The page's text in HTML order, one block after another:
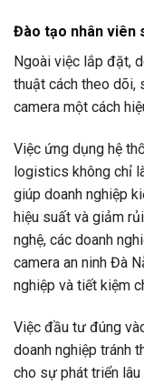
Đào tạo nhân viên
Ngoài việc lắp đặt,
thuật cách theo dõi,
camera một cách
Việc ứng dụng hệ
logistics không chỉ
giúp doanh nghiệp
hiệu suất và giảm
nghệ, các doanh
camera an ninh Đà
nghiệp và tiết kiệm
Việc đầu tư đúng
doanh nghiệp tránh
cho sự phát triển